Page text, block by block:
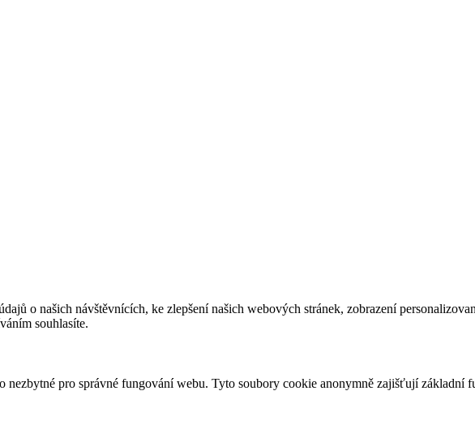
o našich návštěvnících, ke zlepšení našich webových stránek, zobrazení
souhlasíte.
nezbytné pro správné fungování webu. Tyto soubory cookie anonymně zajišťují základní